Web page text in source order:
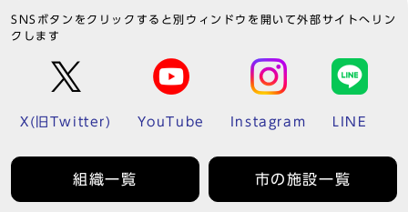
SNSボタンをクリックすると別ウィンドウを開いて外部サイトへリン
クします
X(旧Twitter) YouTube Instagram LINE
組織一覧 市の施設一覧